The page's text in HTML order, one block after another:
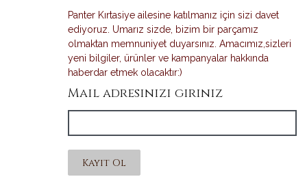
Panter Kırtasiye ailesine katılmanız için sizi davet
ediyoruz. Umarız sizde, bizim bir parçamız
olmaktan memnuniyet duyarsınız. Amacımız,sizleri
yeni bilgiler, ürünler ve kampanyalar hakkında
haberdar etmek olacaktır:)
Mail adresinizi giriniz
Kayıt Ol